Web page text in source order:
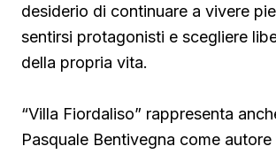
desiderio di continuare a vivere
sentirsi protagonisti e scegliere
della propria vita.
“Villa Fiordaliso” rappresenta
Pasquale Bentivegna come